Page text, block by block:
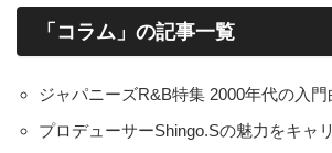
「コラム」の記事一覧
ジャパニーズR&B特集 2000年代の入門
プロデューサーShingo.Sの魅力をキャ